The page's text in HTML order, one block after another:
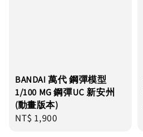
BANDAI 萬代 鋼彈模型
1/100 MG 鋼彈UC 新安州
(動畫版本)
Regular
NT$ 1,900